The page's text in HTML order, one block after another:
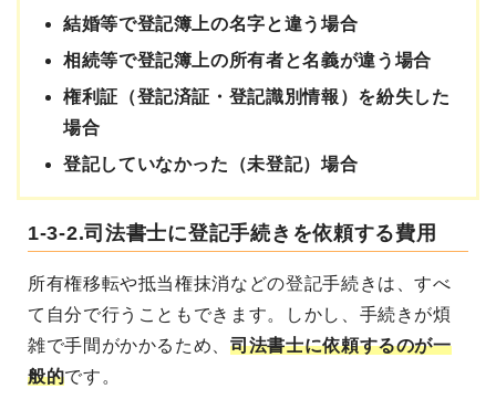
結婚等で登記簿上の名字と違う場合
相続等で登記簿上の所有者と名義が違う場合
権利証（登記済証・登記識別情報）を紛失した
場合
登記していなかった（未登記）場合
1-3-2.司法書士に登記手続きを依頼する費用
所有権移転や抵当権抹消などの登記手続きは、すべ
て自分で行うこともできます。しかし、手続きが煩
雑で手間がかかるため、司法書士に依頼するのが一
般的です。